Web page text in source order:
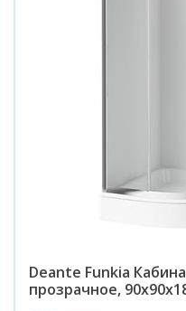
Deante Funkia
прозрачное,